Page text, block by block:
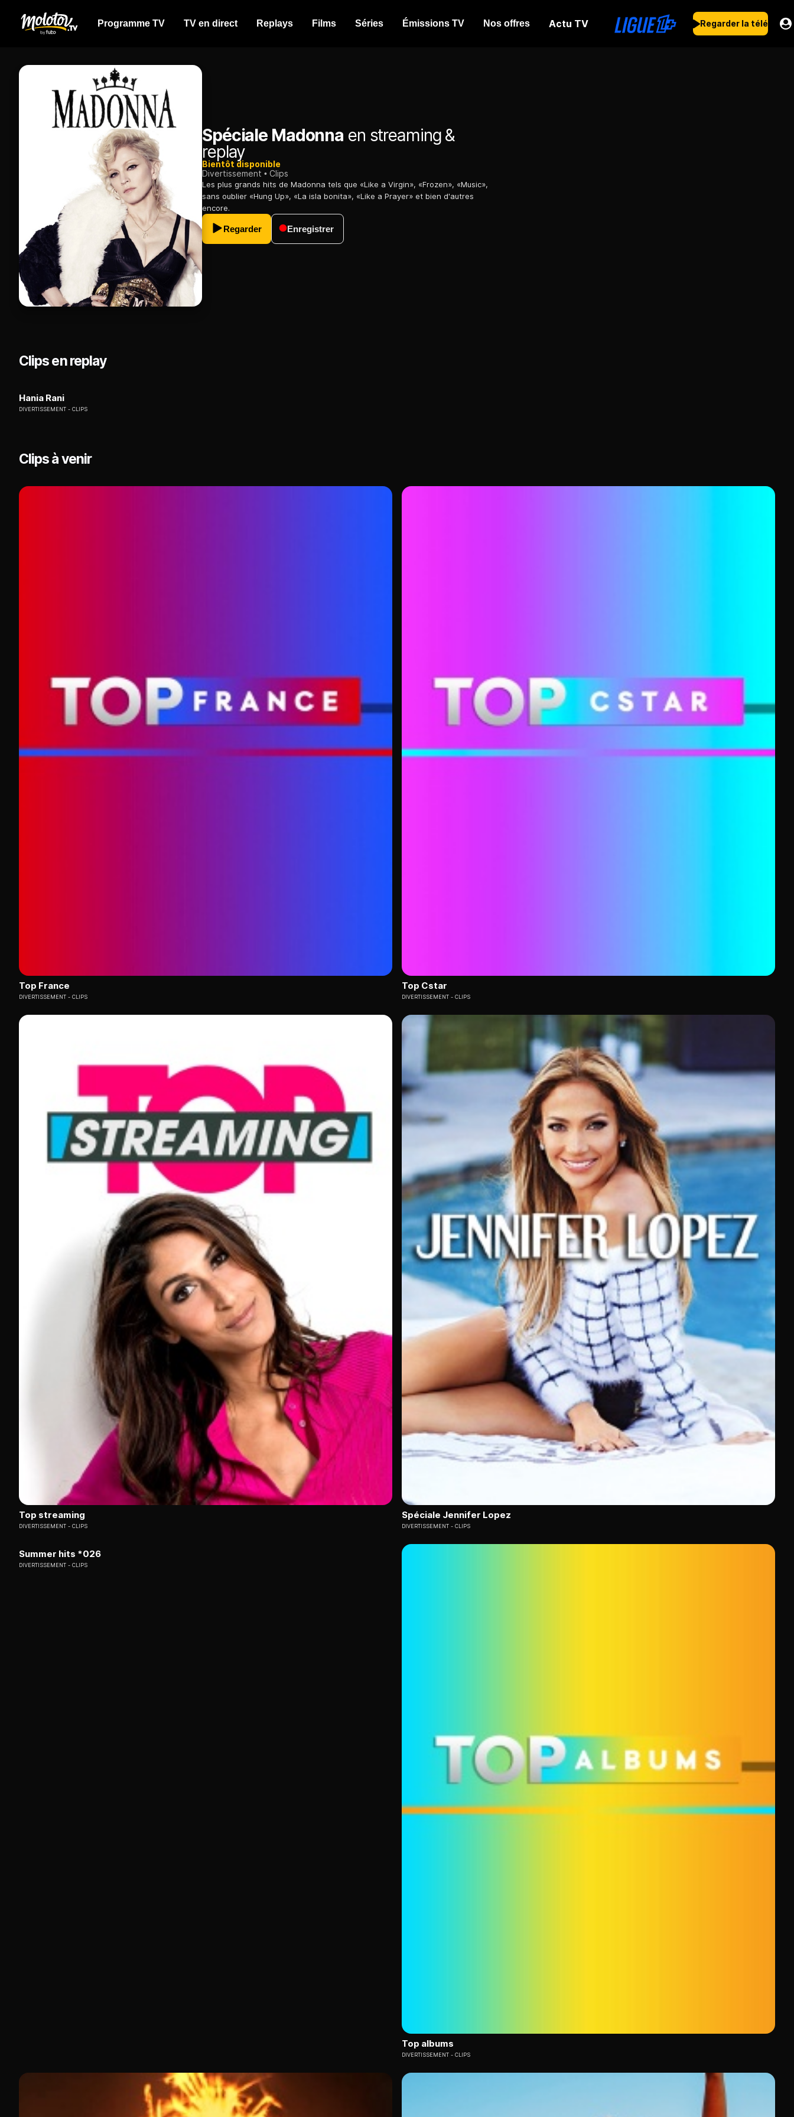
Programme TV TV en direct Replays Films Séries Émissions TV Nos offres Actu TV Regarder la télé
Spéciale Madonna en streaming &
replay
Bientôt disponible
Divertissement
Clips
Les plus grands hits de Madonna tels que «Like a Virgin», «Frozen», «Music»,
sans oublier «Hung Up», «La isla bonita», «Like a Prayer» et bien d'autres
encore.
Regarder Enregistrer
Clips en replay
Hania Rani
DIVERTISSEMENT CLIPS
Clips à venir
Top France
DIVERTISSEMENT CLIPS
Top Cstar
DIVERTISSEMENT CLIPS
Top streaming
DIVERTISSEMENT CLIPS
Spéciale Jennifer Lopez
DIVERTISSEMENT CLIPS
Summer hits *026
DIVERTISSEMENT CLIPS
Top albums
DIVERTISSEMENT CLIPS